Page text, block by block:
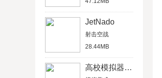
JetNado
射击空战
28.44MB
高校模拟器中文版